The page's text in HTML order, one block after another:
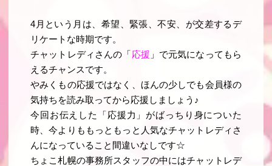
4月という月は、希望、緊張、不安、が交差するデ
リケートな時期です。
チャットレディさんの「 応援 」で元気になってもら
えるチャンスです。
やみくもの応援ではなく、ほんの少しでも会員様の
気持ちを読み取ってから応援しましょう♪
今回お伝えした「応援力」がばっちり身についた
時、今よりももっともっと人気なチャットレディさ
んになっていること間違いなしです☆
ちょこ札幌の事務所スタッフの中にはチャットレデ